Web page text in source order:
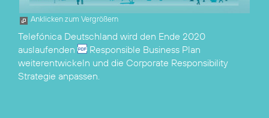
Anklicken zum Vergrößern
Telefónica Deutschland wird den Ende 2020
auslaufenden
Responsible Business Plan
weiterentwickeln und die Corporate Responsibility
Strategie anpassen.